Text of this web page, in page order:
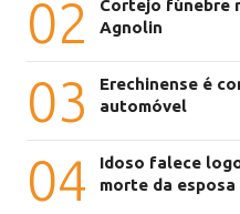
02
Cortejo fúnebre
Agnolin
03
Erechinense é
automóvel
04
Idoso falece
morte da esposa